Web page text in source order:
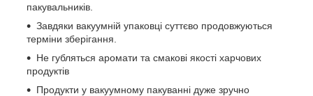
пакувальників.
Завдяки вакуумній упаковці суттєво продовжуються
терміни зберігання.
Не губляться аромати та смакові якості харчових
продуктів
Продукти у вакуумному пакуванні дуже зручно